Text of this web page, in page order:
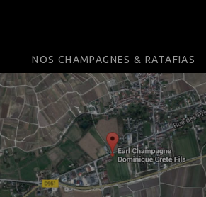
NOS CHAMPAGNES & RATAFIAS